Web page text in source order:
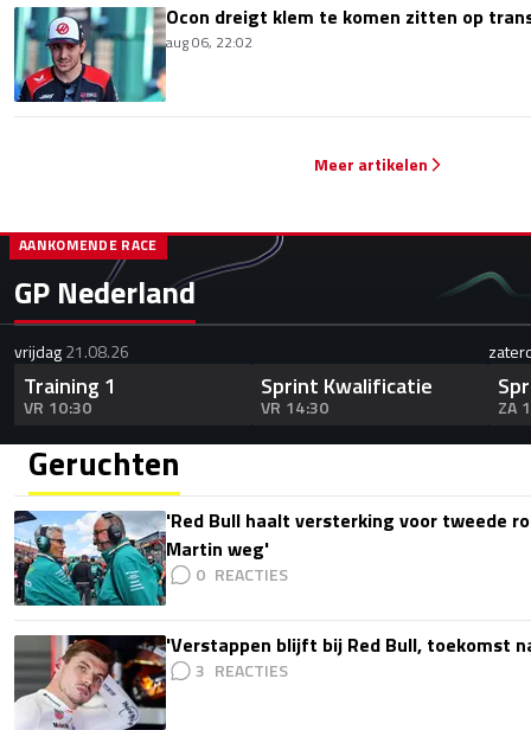
Ocon dreigt klem te komen zitten op
aug 06, 22:02
Meer artikelen
GP Nederland
AANKOMENDE RACE
vrijdag21.08.26
Training 1
VR 10:30
Sprint Kwalificatie
VR 14:30 ZA
Geruchten
'Red Bull haalt versterking voor tweede
Martin weg'
0
'Verstappen blijft bij Red Bull, toekomst
3